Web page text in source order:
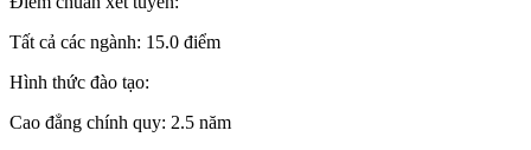
Tất cả các ngành: 15.0 điểm
Hình thức đào tạo:
Cao đẳng chính quy: 2.5 năm